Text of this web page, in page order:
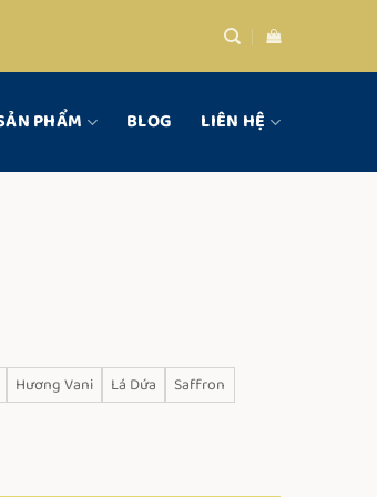
PHẨM BLOG LIÊN HỆ
Hương Vani Lá Dứa
Saffron